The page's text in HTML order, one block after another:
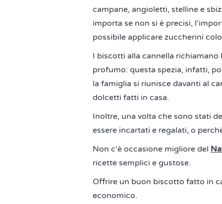
campane, angioletti, stelline e
importa se non si è precisi,
possibile applicare zuccherini
I biscotti alla cannella richiamano
profumo: questa spezia, infatti,
la famiglia si riunisce davanti al
dolcetti fatti in casa.
Inoltre, una volta che sono stati
essere incartati e regalati, o
Non c'è occasione migliore del
ricette semplici e gustose.
Offrire un buon biscotto fatto in
economico.